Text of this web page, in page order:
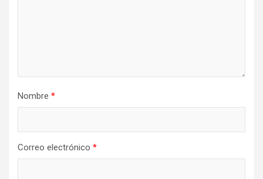
Nombre *
Correo electrónico *